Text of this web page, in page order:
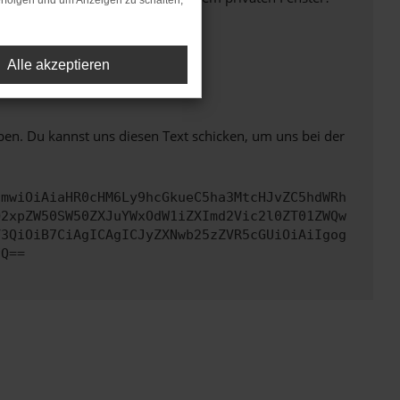
mehr unterstützt werden.
Du kannst uns diesen Text schicken, um uns bei der
Alle akzeptieren